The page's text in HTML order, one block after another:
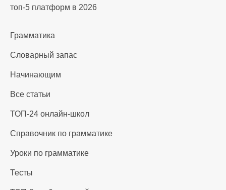
топ-5 платформ в 2026
Грамматика
Словарный запас
Начинающим
Все статьи
ТОП-24 онлайн-школ
Справочник по грамматике
Уроки по грамматике
Тесты